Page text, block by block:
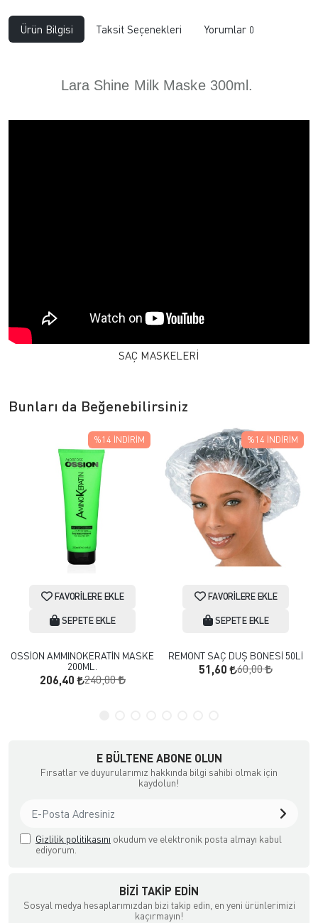
Ürün Bilgisi Taksit Seçenekleri Yorumlar 0
Lara Shine Milk Maske 300ml.
SAÇ MASKELERİ
Bunları da Beğenebilirsiniz
FAVORILERE EKLE
SEPETE EKLE
OSSİON AMMINOKERATİN MASKE
200ML.
206,40 240,00
%14 İNDIRIM
FAVORILERE EKLE
SEPETE EKLE
REMONT SAÇ DUŞ BONESİ 50Lİ
51,60 60,00
%14 İNDIRIM
E BÜLTENE ABONE OLUN
Fırsatlar ve duyurularımız hakkında bilgi sahibi olmak için
kaydolun!
Gizlilik politikasını okudum ve elektronik posta almayı kabul
ediyorum.
BIZI TAKIP EDIN
Sosyal medya hesaplarımızdan bizi takip edin, en yeni ürünlerimizi
kaçırmayın!